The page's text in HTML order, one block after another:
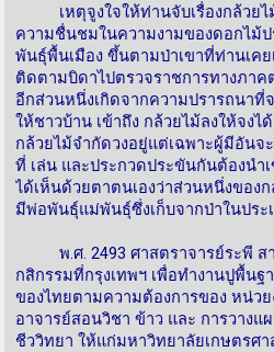
เหตุจูงใจให้ท่านจับเรื่องกล้วยไ
ความชื่นชมในความงามของดอกไม้ป
พันธุ์พื้นเมือง ขึ้นตามป่าเขาที่ท่านเคย
ติดตามบิดาไปตรวจราชการทางภาค
อีกส่วนหนึ่งเกิดจากความปรารถนาที่
ให้ชาวบ้าน เข้าถึง กล้วยไม้ลงให้จงไ
กล้วยไม้จำกัดวงอยู่แต่เฉพาะผู้มีอันจ
ที่ เล่น และประกวดประขันกันต้องนำ
ได้เห็นด้วยตาตนเองว่าส่วนหนึ่งของ
มีพ่อพันธุ์แม่พันธุ์ซึ่งเก็บจากป่าในประเ
พ.ศ. 2493 ศาสตราจารย์ระพี สา
กสิกรรมที่กรุงเทพฯ เพื่อทำงานปูพื้นฐ
ของไทยตามความต้องการของ หน่ว
อาจารย์สอนวิชา ข้าว และ การวางแ
ชีววิทยา ให้แก่มหาวิทยาลัยเกษตรศ